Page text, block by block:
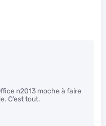
n2013 moche à faire
C’est tout.